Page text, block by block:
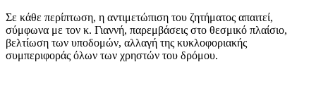
Σε κάθε περίπτωση, η αντιμετώπιση του ζητήματος απαιτεί,
σύμφωνα με τον κ. Γιαννή, παρεμβάσεις στο θεσμικό πλαίσιο,
βελτίωση των υποδομών, αλλαγή της κυκλοφοριακής
συμπεριφοράς όλων των χρηστών του δρόμου.